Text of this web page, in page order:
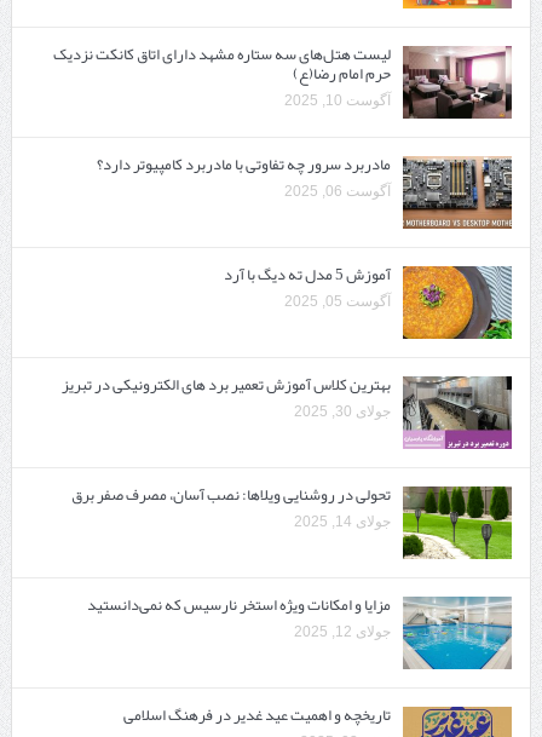
لیست هتل‌های سه ستاره مشهد دارای اتاق کانکت نزدیک
حرم امام رضا(ع)
آگوست 10, 2025
مادربرد سرور چه تفاوتی با مادربرد کامپیوتر دارد؟
آگوست 06, 2025
آموزش 5 مدل ته دیگ با آرد
آگوست 05, 2025
بهترین کلاس آموزش تعمیر برد های الکترونیکی در تبریز
جولای 30, 2025
تحولی در روشنایی ویلاها: نصب آسان، مصرف صفر برق
جولای 14, 2025
مزایا و امکانات ویژه استخر نارسیس که نمی‌دانستید
جولای 12, 2025
تاریخچه و اهمیت عید غدیر در فرهنگ اسلامی